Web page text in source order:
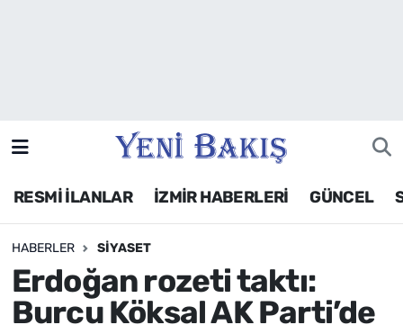
RESMİ İLANLAR İZMİR HABERLERİ GÜNCEL
HABERLER SIYASET
Erdoğan rozeti taktı:
Burcu Köksal AK Parti’de
Siyaset
Asayiş / Polis-Adliye
Spor